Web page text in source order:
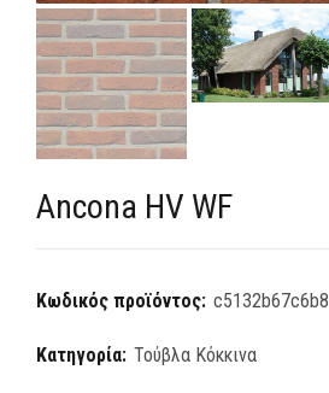
Ancona HV WF
Κωδικός προϊόντος: c5132b67c6b8
Κατηγορία: Τούβλα Κόκκινα